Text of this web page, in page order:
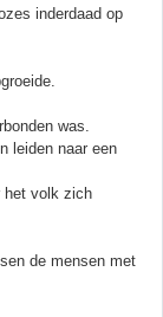
inderdaad op
was.
leiden naar een
het volk zich
de mensen met